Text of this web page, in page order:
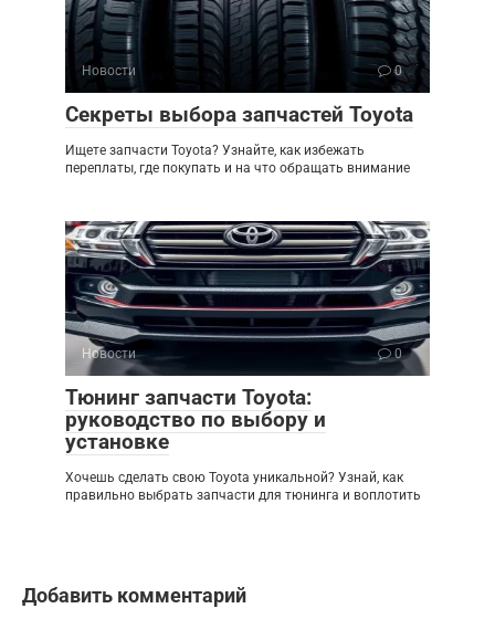
Новости 0
Секреты выбора запчастей Toyota
Ищете запчасти Toyota? Узнайте, как избежать
переплаты, где покупать и на что обращать внимание
Новости 0
Тюнинг запчасти Toyota:
руководство по выбору и
установке
Хочешь сделать свою Toyota уникальной? Узнай, как
правильно выбрать запчасти для тюнинга и воплотить
Добавить комментарий